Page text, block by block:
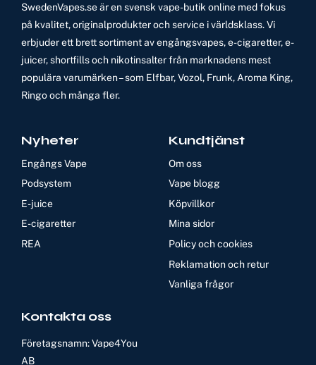
SwedenVapes.se är en svensk vape-butik online med fokus
på kvalitet, originalprodukter och service i världsklass. Vi
erbjuder ett brett sortiment av engångsvapes, e-cigaretter, e-
juicer, shortfills och nikotinsalter från marknadens mest
populära varumärken – som Elfbar, Vozol, Frunk, Aroma King,
Ringo och många fler.
Nyheter
Engångs Vape
Podsystem
E-juice
E-cigaretter
REA
Kundtjänst
Om oss
Vape blogg
Köpvillkor
Mina sidor
Policy och cookies
Reklamation och retur
Vanliga frågor
Kontakta oss
Företagsnamn: Vape4You
AB